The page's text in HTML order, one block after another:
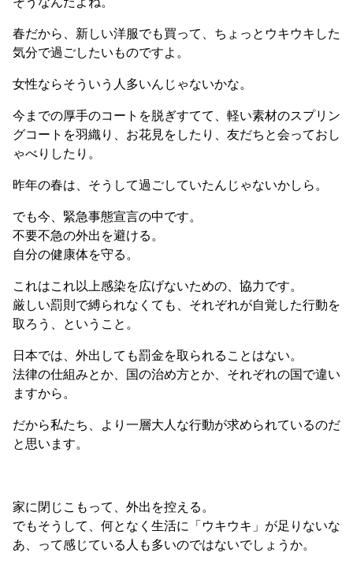
春だから、新しい洋服でも買って、ちょっとウキウキした
気分で過ごしたいものですよ。
女性ならそういう人多いんじゃないかな。
今までの厚手のコートを脱ぎすてて、軽い素材のスプリン
グコートを羽織り、お花見をしたり、友だちと会っておし
ゃべりしたり。
昨年の春は、そうして過ごしていたんじゃないかしら。
でも今、緊急事態宣言の中です。
不要不急の外出を避ける。
自分の健康体を守る。
これはこれ以上感染を広げないための、協力です。
厳しい罰則で縛られなくても、それぞれが自覚した行動を
取ろう、ということ。
日本では、外出しても罰金を取られることはない。
法律の仕組みとか、国の治め方とか、それぞれの国で違い
ますから。
だから私たち、より一層大人な行動が求められているのだ
と思います。
家に閉じこもって、外出を控える。
でもそうして、何となく生活に「ウキウキ」が足りないな
あ、って感じている人も多いのではないでしょうか。